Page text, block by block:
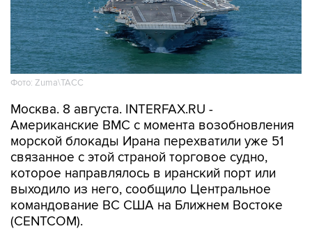
Фото: Zuma\ТАСС
Москва. 8 августа. INTERFAX.RU -
Американские ВМС с момента возобновления
морской блокады Ирана перехватили уже 51
связанное с этой страной торговое судно,
которое направлялось в иранский порт или
выходило из него, сообщило Центральное
командование ВС США на Ближнем Востоке
(CENTCOM).